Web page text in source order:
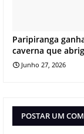
Paripiranga
caverna que
Junho 27, 2026
POSTAR UM